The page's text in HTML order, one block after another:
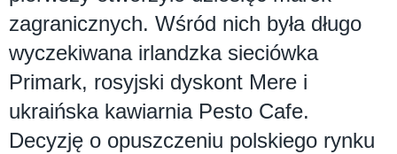
zagranicznych. Wśród nich była długo
wyczekiwana irlandzka sieciówka
Primark, rosyjski dyskont Mere i
ukraińska kawiarnia Pesto Cafe.
Decyzję o opuszczeniu polskiego rynku